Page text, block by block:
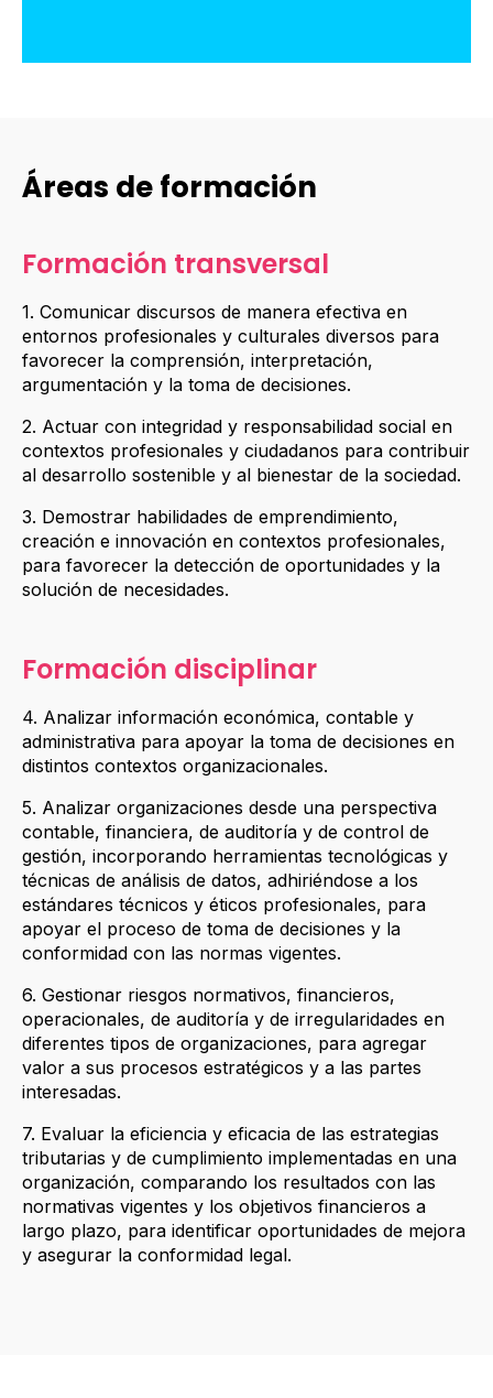
Áreas de formación
Formación transversal
1. Comunicar discursos de manera efectiva en
entornos profesionales y culturales diversos para
favorecer la comprensión, interpretación,
argumentación y la toma de decisiones.
2. Actuar con integridad y responsabilidad social en
contextos profesionales y ciudadanos para contribuir
al desarrollo sostenible y al bienestar de la sociedad.
3. Demostrar habilidades de emprendimiento,
creación e innovación en contextos profesionales,
para favorecer la detección de oportunidades y la
solución de necesidades.
Formación disciplinar
4. Analizar información económica, contable y
administrativa para apoyar la toma de decisiones en
distintos contextos organizacionales.
5. Analizar organizaciones desde una perspectiva
contable, financiera, de auditoría y de control de
gestión, incorporando herramientas tecnológicas y
técnicas de análisis de datos, adhiriéndose a los
estándares técnicos y éticos profesionales, para
apoyar el proceso de toma de decisiones y la
conformidad con las normas vigentes.
6. Gestionar riesgos normativos, financieros,
operacionales, de auditoría y de irregularidades en
diferentes tipos de organizaciones, para agregar
valor a sus procesos estratégicos y a las partes
interesadas.
7. Evaluar la eficiencia y eficacia de las estrategias
tributarias y de cumplimiento implementadas en una
organización, comparando los resultados con las
normativas vigentes y los objetivos financieros a
largo plazo, para identificar oportunidades de mejora
y asegurar la conformidad legal.